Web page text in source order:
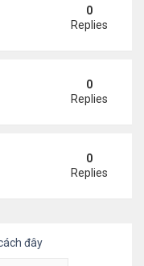
Linh viếng vợ cũ ..
0
Replies
bạn trai trên du
0
Replies
càng điển trai0
Replies
đây